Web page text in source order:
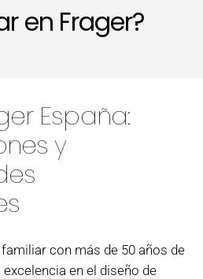
en Frager?
España:
y
con más de 50 años de
en el diseño de